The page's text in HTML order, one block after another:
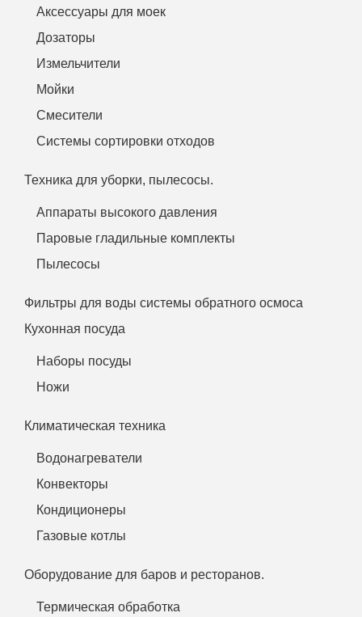
Аксессуары для моек
Дозаторы
Измельчители
Мойки
Смесители
Системы сортировки отходов
Техника для уборки, пылесосы.
Аппараты высокого давления
Паровые гладильные комплекты
Пылесосы
Фильтры для воды системы обратного осмоса
Кухонная посуда
Наборы посуды
Ножи
Климатическая техника
Водонагреватели
Конвекторы
Кондиционеры
Газовые котлы
Оборудование для баров и ресторанов.
Термическая обработка